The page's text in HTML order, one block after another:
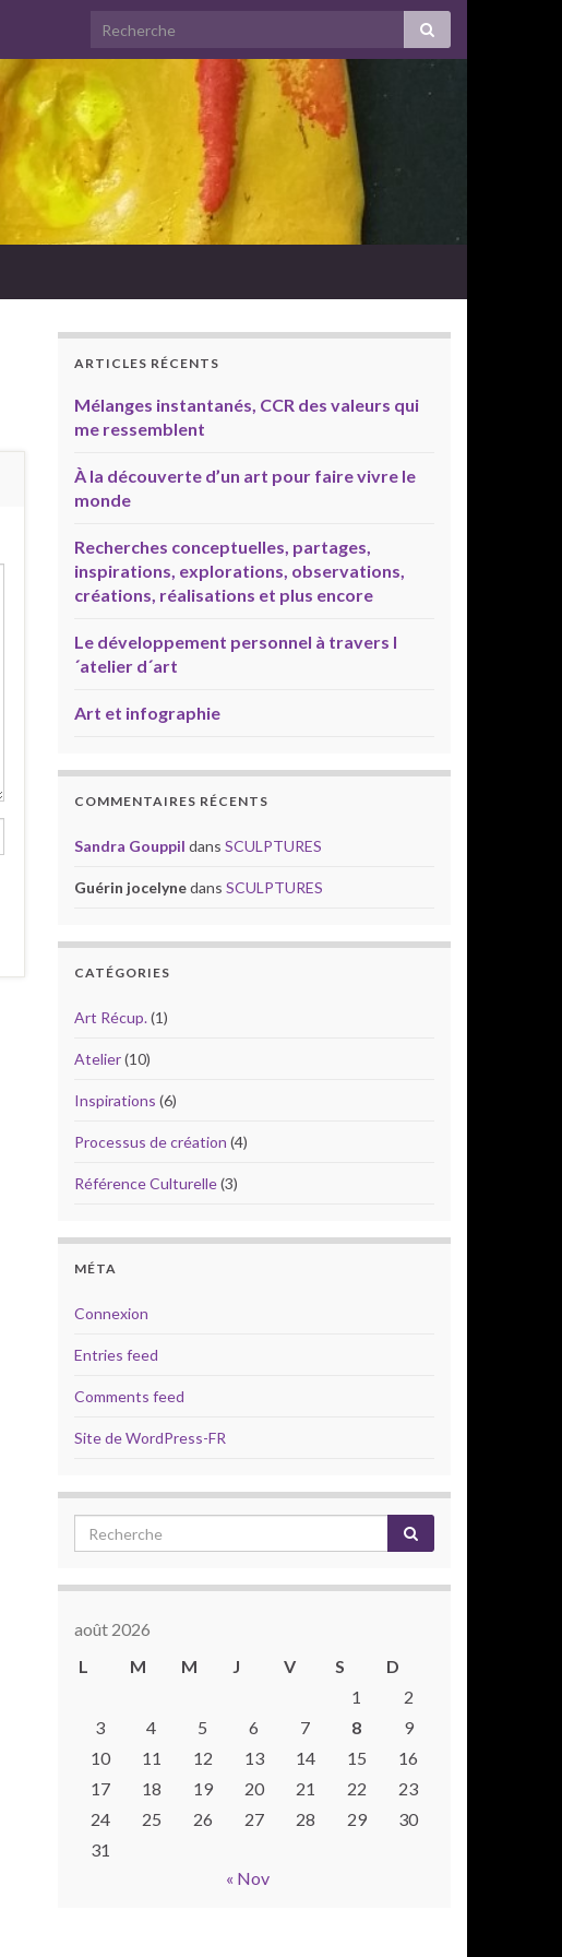
ARTICLES RÉCENTS
Mélanges instantanés, CCR des valeurs qui
me ressemblent
À la découverte d’un art pour faire vivre le
monde
Recherches conceptuelles, partages,
inspirations, explorations, observations,
créations, réalisations et plus encore
Le développement personnel à travers l
´atelier d´art
Art et infographie
COMMENTAIRES RÉCENTS
Sandra Gouppil dans SCULPTURES
Guérin jocelynedans SCULPTURES
CATÉGORIES
Art Récup.(1)
Atelier(10)
Inspirations (6)
Processus de création (4)
Référence Culturelle(3)
MÉTA
Connexion
Entries feed
Comments feed
Site de WordPress-FR
août 2026
L
M M J V S
D
1
2
3
4 5 6 7 8
9
10
11 12 13 14 15
16
17
18 19 20 21 22
23
24
25 26 27 28 29
30
31
« Nov